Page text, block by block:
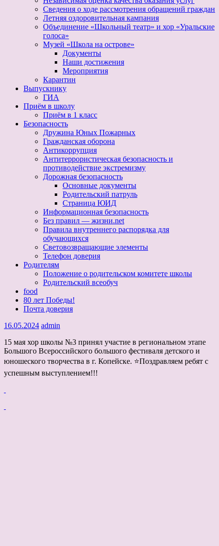
Сведения о ходе рассмотрения обращений граждан
Летняя оздоровительная кампания
Объединение «Школьный театр» и хор «Уральские
голоса»
Музей «Школа на острове»
Документы
Наши достижения
Мероприятия
Карантин
Выпускнику
ГИА
Приём в школу
Приём в 1 класс
Безопасность
Дружина Юных Пожарных
Гражданская оборона
Антикоррупция
Антитеррористическая безопасность и
противодействие экстремизму
Дорожная безопасность
Основные документы
Родительский патруль
Страница ЮИД
Информационная безопасность
Без правил — жизни.net
Правила внутреннего распорядка для
обучающихся
Световозвращающие элементы
Телефон доверия
Родителям
Положение о родительском комитете школы
Родительский всеобуч
food
80 лет Победы!
Почта доверия
16.05.2024 admin
15 мая хор школы №3 принял участие в региональном этапе
Большого Всероссийского большого фестиваля детского и
юношеского творчества в г. Копейске. ⭐️Поздравляем ребят с
успешным выступлением!!!